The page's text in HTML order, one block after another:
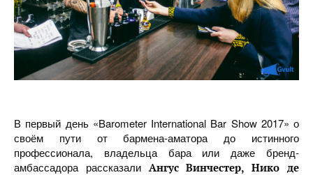
В первый день «Barometer International Bar Show 2017» о
своём пути от бармена-аматора до истинного
профессионала, владельца бара или даже бренд-
амбассадора рассказали Ангус Винчестер, Нико де